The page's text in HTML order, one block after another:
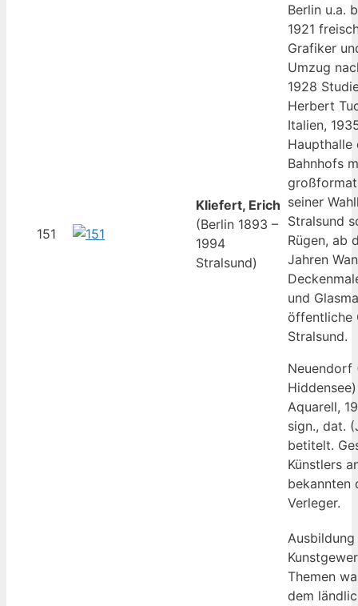
151
Kliefert, Erich
(Berlin 1893 –
1994
Stralsund)
Berlin u.a.
1921
Grafiker
Umzug
1928
Herbert
Italien,
Haupthalle
Bahnhofs
seiner
Stralsund
Rügen, ab
Jahren
und
öffentliche
Stralsund.
Neuendorf
Hiddensee)
Aquarell,
sign., dat.
betitelt.
Künstlers
bekannten
Verleger.
Themen
dem